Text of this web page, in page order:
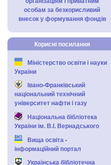
особам за безкорисливий
внесок у формування фондів
Корисні посилання
Міністерство освіти і науки
України
Івано-Франківський
національний технічний
університет нафти і газу
Національна бібліотека
України ім. В.І. Вернадського
Вища освіта -
інформаційний портал
Українська бібліотечна